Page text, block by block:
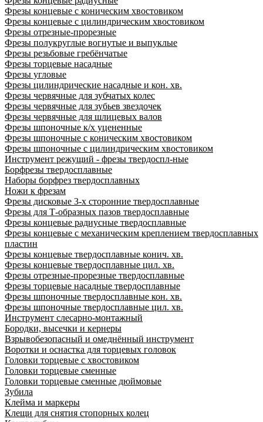
Фрезы концевые с коническим хвостовиком
Фрезы концевые с цилиндрическим хвостовиком
Фрезы отрезные-прорезные
Фрезы полукруглые вогнутые и выпуклые
Фрезы резьбовые гребёнчатые
Фрезы торцевые насадные
Фрезы угловые
Фрезы цилиндрические насадные и кон. хв.
Фрезы червячные для зубчатых колес
Фрезы червячные для зубьев звездочек
Фрезы червячные для шлицевых валов
Фрезы шпоночные к/х уцененные
Фрезы шпоночные с коническим хвостовиком
Фрезы шпоночные с цилиндрическим хвостовиком
Инструмент режущий - фрезы твердоспл-ные
Борфрезы твердосплавные
Наборы борфрез твердосплавных
Ножи к фрезам
Фрезы дисковые 3-х сторонние твердосплавные
Фрезы для Т-образных пазов твердосплавные
Фрезы концевые радиусные твердосплавные
Фрезы концевые с механическим креплением твердосплавных
пластин
Фрезы концевые твердосплавные конич. хв.
Фрезы концевые твердосплавные цил. хв.
Фрезы отрезные-прорезные твердосплавные
Фрезы торцевые насадные твердосплавные
Фрезы шпоночные твердосплавные кон. хв.
Фрезы шпоночные твердосплавные цил. хв.
Инструмент слесарно-монтажный
Бородки, высечки и кернеры
Взрывобезопасный и омеднённый инструмент
Воротки и оснаcтка для торцевых головок
Головки торцевые с хвостовиком
Головки торцевые сменные
Головки торцевые сменные дюймовые
Зубила
Клейма и маркеры
Клещи для снятия стопорных колец